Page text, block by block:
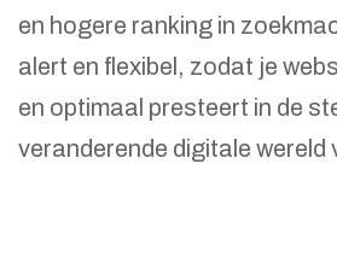
en hogere ranking in
alert en flexibel, zodat je
en optimaal presteert in de
veranderende digitale wereld